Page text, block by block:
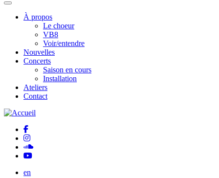
À propos
Le choeur
VB8
Voir/entendre
Nouvelles
Concerts
Saison en cours
Installation
Ateliers
Contact
en